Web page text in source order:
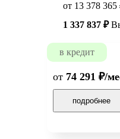
от 13 378 365
1 337 837 ₽
в кредит
от 74 291 ₽/
подробнее